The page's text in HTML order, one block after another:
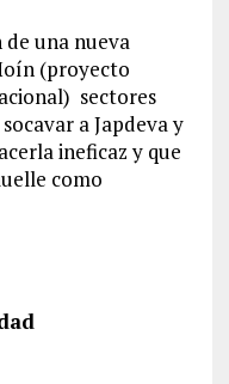
una nueva
(proyecto
sectores
a Japdeva y
ineficaz y que
como